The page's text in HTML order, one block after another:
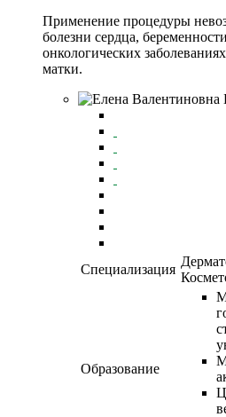
Применение процедуры
болезни сердца,
онкологических
матки.
Специализация
Образование